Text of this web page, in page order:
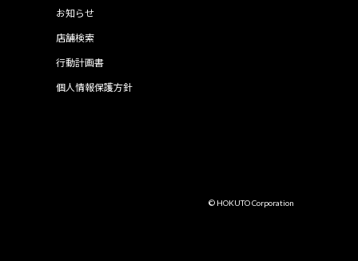
お知らせ
店舗検索
行動計画書
個人情報保護方針
© HOKUTO Corporation